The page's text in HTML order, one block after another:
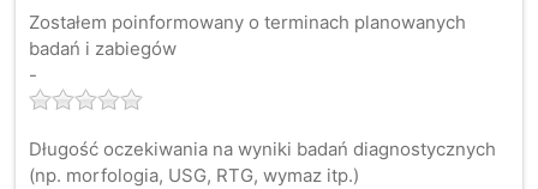
Zostałem poinformowany o terminach planowanych
badań i zabiegów
-
Długość oczekiwania na wyniki badań diagnostycznych
(np. morfologia, USG, RTG, wymaz itp.)